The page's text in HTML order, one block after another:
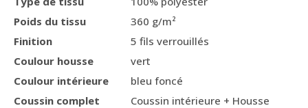
Poids du tissu
360 g/m²
Finition
5 fils verrouillés
Coulour housse
vert
Coulour intérieure
bleu foncé
Coussin complet
Coussin intérieure + Housse